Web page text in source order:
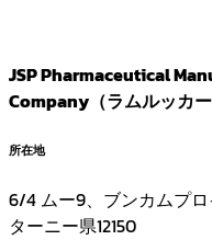
JSP Pharmaceutical
Company（ラムルッカー
所在地
6/4 ムー9、ブンカムプ
ターニー県12150